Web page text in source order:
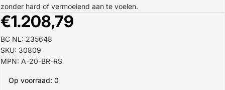
zonder hard of vermoeiend aan te voelen.
€1.208,79
BC NL: 235648
SKU: 30809
MPN: A-20-BR-RS
Op voorraad: 0